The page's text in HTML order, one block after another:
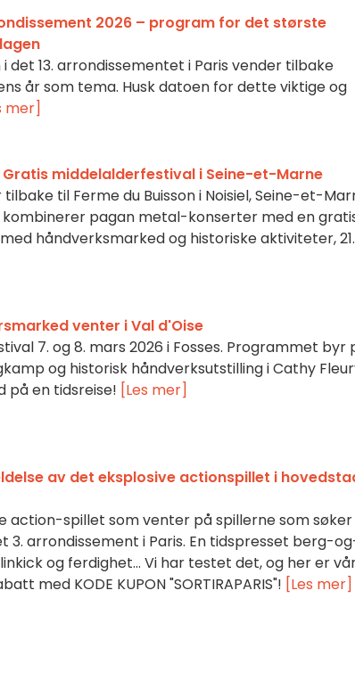
2026 – program for det største
13. arrondissementet i Paris vender tilbake
år som tema. Husk datoen for dette viktige og
mer]
Gratis middelalderfestival i Seine-et-Marne
til Ferme du Buisson i Noisiel, Seine-et-
pagan metal-konserter med en
håndverksmarked og historiske aktiviteter,
venter i Val d'Oise
7. og 8. mars 2026 i Fosses. Programmet byr
og historisk håndverksutstilling i Cathy
på en tidsreise! [Les mer]
av det eksplosive actionspillet i
action-spillet som venter på spillerne som søker
3. arrondissement i Paris. En tidspresset berg-
og ferdighet… Vi har testet det, og her er
med KODE KUPON "SORTIRAPARIS"! [Les mer]